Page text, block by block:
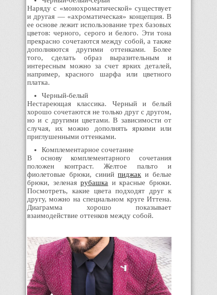
Наряду с «монохроматической» существует
и другая — «ахроматическая» концепция. В
ее основе лежит использование трех базовых
цветов: черного, серого и белого. Эти тона
прекрасно сочетаются между собой, а также
дополняются другими оттенками. Более
того, сделать образ выразительным и
интересным можно за счет ярких деталей,
например, красного шарфа или цветного
платка.
Черный-белый
Нестареющая классика. Черный и белый
хорошо сочетаются не только друг с другом,
но и с другими цветами. В зависимости от
случая, их можно дополнять яркими или
приглушенными оттенками.
Комплементарное сочетание
В основу комплементарного сочетания
положен контраст. Желтое пальто и
фиолетовые брюки, синийпиджак и белые
брюки, зеленаярубашка и красные брюки.
Посмотреть, какие цвета подходят друг к
другу, можно на специальном круге Иттена.
Диаграмма хорошо показывает
взаимодействие оттенков между собой.